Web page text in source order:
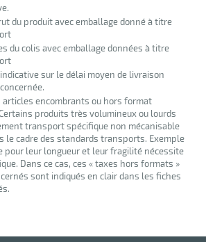
du produit avec emballage donné à titre
du colis avec emballage données à titre
sur le délai moyen de livraison
articles encombrants ou hors format
produits très volumineux ou lourds
transport spécifique non mécanisable
le cadre des standards transports. Exemple
pour leur longueur et leur fragilité nécessite
Dans ce cas, ces « taxes hors formats »
sont indiqués en clair dans les fiches